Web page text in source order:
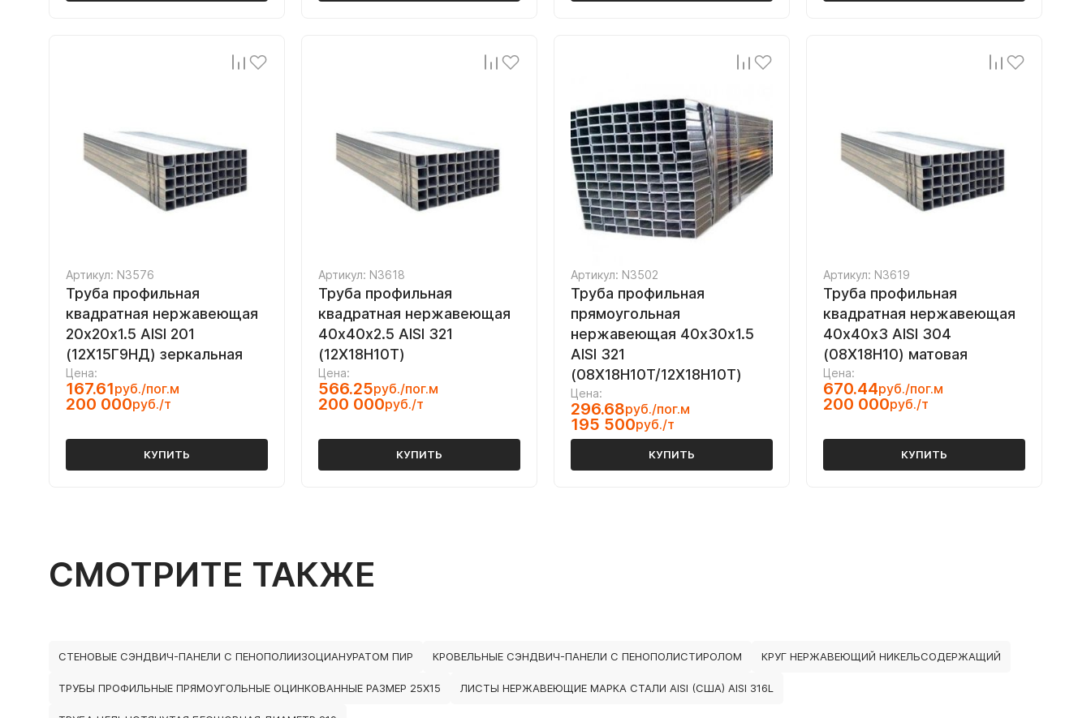
Артикул: N3576
Труба профильная
квадратная нержавеющая
20х20х1.5 AISI 201
(12Х15Г9НД) зеркальная
Цена:
167.61руб./пог.м
200 000руб./т
КУПИТЬ
Артикул: N3618
Труба профильная
квадратная нержавеющая
40х40х2.5 AISI 321
(12Х18Н10Т)
Цена:
566.25руб./пог.м
200 000руб./т
КУПИТЬ
Артикул: N3502
Труба профильная
прямоугольная
нержавеющая 40х30х1.5
AISI 321
(08Х18Н10Т/12Х18Н10Т)
Цена:
296.68руб./пог.м
195 500руб./т
КУПИТЬ
Артикул: N3619
Труба профильная
квадратная нержавеющая
40х40х3 AISI 304
(08Х18Н10) матовая
Цена:
670.44руб./пог.м
200 000руб./т
КУПИТЬ
СМОТРИТЕ ТАКЖЕ
СТЕНОВЫЕ СЭНДВИЧ-ПАНЕЛИ С ПЕНОПОЛИИЗОЦИАНУРАТОМ ПИР КРОВЕЛЬНЫЕ СЭНДВИЧ-ПАНЕЛИ С ПЕНОПОЛИСТИРОЛОМ КРУГ НЕРЖАВЕЮЩИЙ НИКЕЛЬСОДЕРЖАЩИЙ
ТРУБЫ ПРОФИЛЬНЫЕ ПРЯМОУГОЛЬНЫЕ ОЦИНКОВАННЫЕ РАЗМЕР 25Х15 ЛИСТЫ НЕРЖАВЕЮЩИЕ МАРКА СТАЛИ AISI (США) AISI 316L